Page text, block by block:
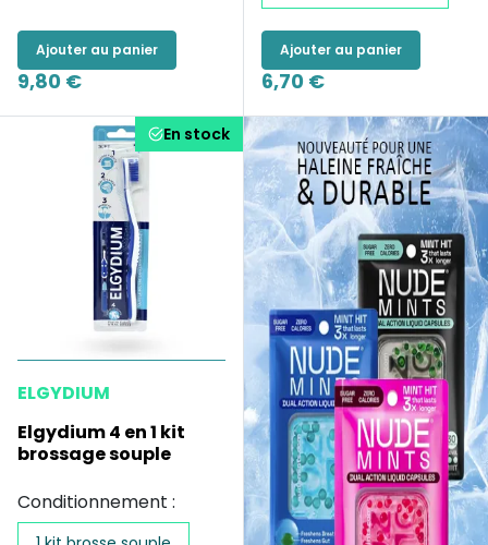
Ajouter au panier
9,80 €
Ajouter au panier
6,70 €
En stock
ELGYDIUM
Elgydium 4 en 1 kit
brossage souple
Conditionnement :